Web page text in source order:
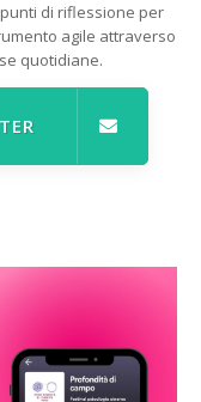
di riflessione per
agile attraverso
quotidiane.